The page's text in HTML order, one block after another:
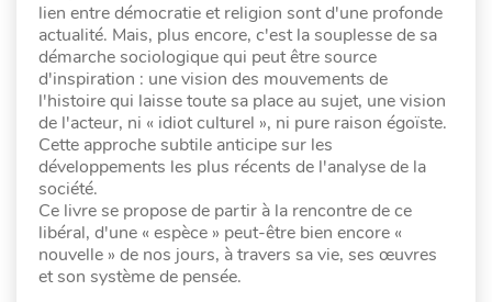
lien entre démocratie et religion sont d'une profonde
actualité. Mais, plus encore, c'est la souplesse de sa
démarche sociologique qui peut être source
d'inspiration : une vision des mouvements de
l'histoire qui laisse toute sa place au sujet, une vision
de l'acteur, ni « idiot culturel », ni pure raison égoïste.
Cette approche subtile anticipe sur les
développements les plus récents de l'analyse de la
société.
Ce livre se propose de partir à la rencontre de ce
libéral, d'une « espèce » peut-être bien encore «
nouvelle » de nos jours, à travers sa vie, ses œuvres
et son système de pensée.